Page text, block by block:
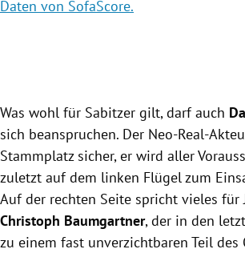
Daten von SofaScore.
Was wohl für Sabitzer gilt, darf auch
sich beanspruchen. Der Neo-Real-
Stammplatz sicher, er wird aller
zuletzt auf dem linken Flügel zum
Auf der rechten Seite spricht vieles für
Christoph Baumgartner, der in den
zu einem fast unverzichtbaren Teil des